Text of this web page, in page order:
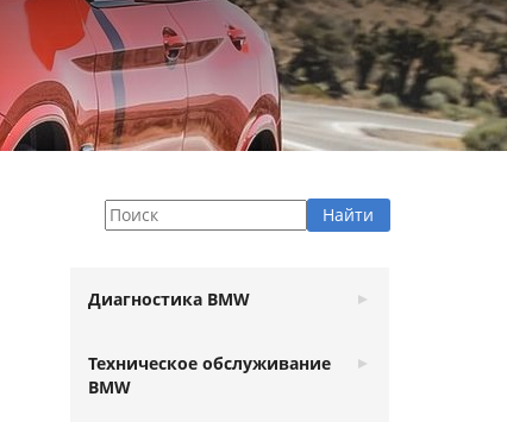
Диагностика BMW
Техническое обслуживание
BMW